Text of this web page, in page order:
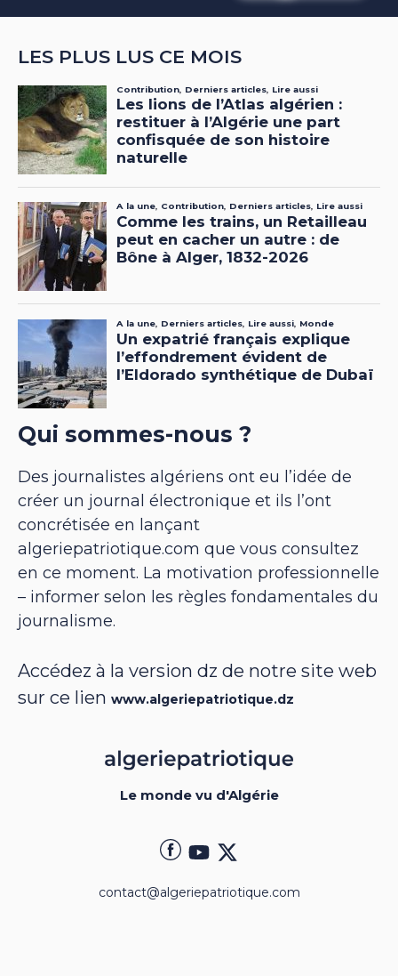
LES PLUS LUS CE MOIS
Qui sommes-nous ?
Des journalistes algériens ont eu l’idée de
créer un journal électronique et ils l’ont
concrétisée en lançant
algeriepatriotique.com que vous consultez
en ce moment. La motivation professionnelle
– informer selon les règles fondamentales du
journalisme.
Accédez à la version dz de notre site web
sur ce lien www.algeriepatriotique.dz
Le monde vu d'Algérie
contact@algeriepatriotique.com